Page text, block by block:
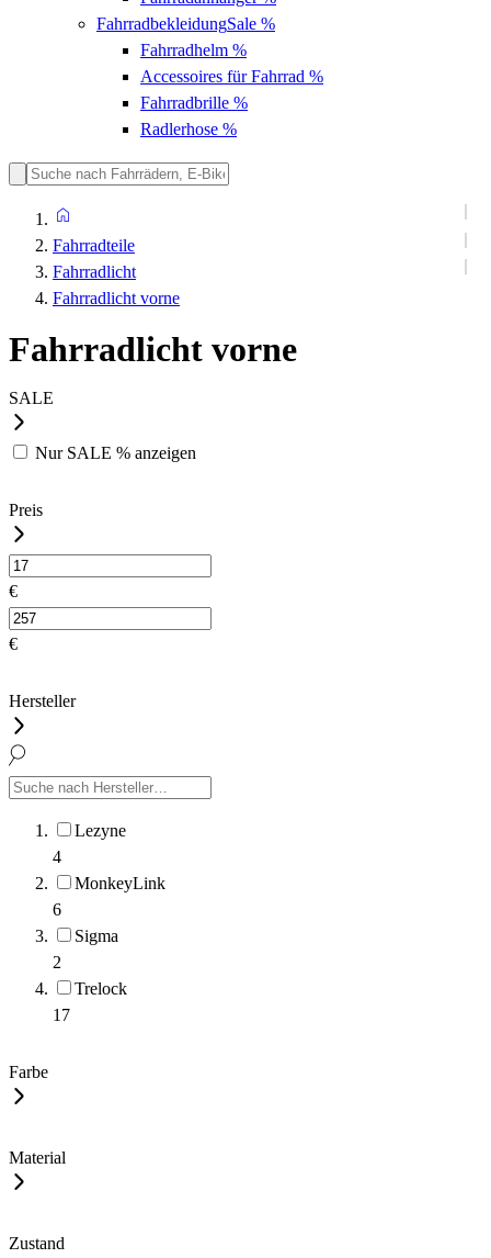
FahrradbekleidungSale %
Fahrradhelm %
Accessoires für Fahrrad %
Fahrradbrille %
Radlerhose %
Fahrradteile
Fahrradlicht
Fahrradlicht vorne
Fahrradlicht vorne
SALE
Nur SALE % anzeigen
Preis
€
€
Hersteller
Lezyne
4
MonkeyLink
6
Sigma
2
Trelock
17
Farbe
Material
Zustand